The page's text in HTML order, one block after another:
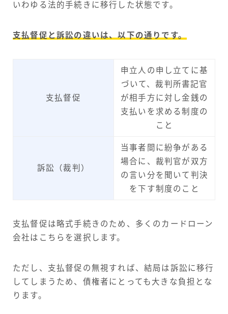
いわゆる法的手続きに移行した状態です。
支払督促と訴訟の違いは、以下の通りです。
支払督促
申立人の申し立てに基
づいて、裁判所書記官
が相手方に対し金銭の
支払いを求める制度の
こと
訴訟（裁判）
当事者間に紛争がある
場合に、裁判官が双方
の言い分を聞いて判決
を下す制度のこと
支払督促は略式手続きのため、多くのカードローン
会社はこちらを選択します。
ただし、支払督促の無視すれば、結局は訴訟に移行
してしまうため、債権者にとっても大きな負担とな
ります。